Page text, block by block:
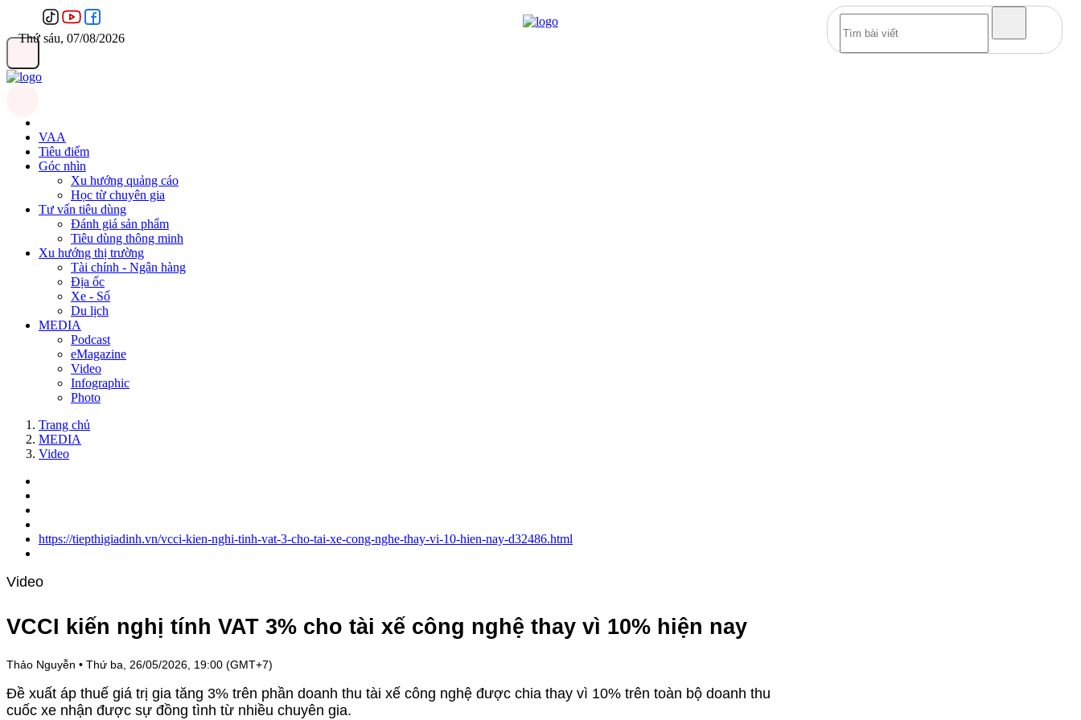
Thứ sáu, 07/08/2026
VAA
Tiêu điểm
Góc nhìn
Xu hướng quảng cáo
Học từ chuyên gia
Tư vấn tiêu dùng
Đánh giá sản phẩm
Tiêu dùng thông minh
Xu hướng thị trường
Tài chính - Ngân hàng
Địa ốc
Xe - Số
Du lịch
MEDIA
Podcast
eMagazine
Video
Infographic
Photo
Trang chủ
MEDIA
Video
https://tiepthigiadinh.vn/vcci-kien-nghi-tinh-vat-3-cho-tai-xe-cong-nghe-thay-vi-10-hien-nay-d32486.html
Video
VCCI kiến nghị tính VAT 3% cho tài xế công nghệ thay vì 10% hiện nay
Thảo Nguyễn • Thứ ba, 26/05/2026, 19:00 (GMT+7)
Đề xuất áp thuế giá trị gia tăng 3% trên phần doanh thu tài xế công nghệ được chia thay vì 10% trên toàn bộ doanh thu
cuốc xe nhận được sự đồng tình từ nhiều chuyên gia.